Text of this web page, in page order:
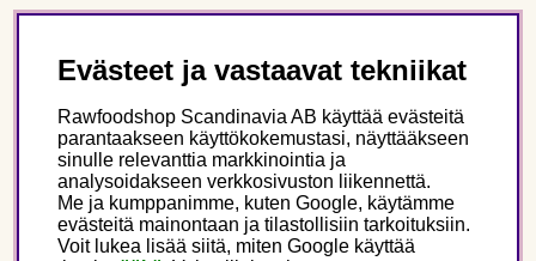
Seuraa meitä
Tämä on Rawfoodshop
Evästeet ja vastaavat tekniikat
Rawfoodshop Scandinavia AB käyttää evästeitä
parantaakseen käyttökokemustasi, näyttääkseen
sinulle relevanttia markkinointia ja
analysoidakseen verkkosivuston liikennettä.
Me ja kumppanimme, kuten Google, käytämme
evästeitä mainontaan ja tilastollisiin tarkoituksiin.
Voit lukea lisää siitä, miten Google käyttää